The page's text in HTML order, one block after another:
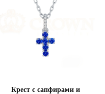
Крест с сапфирами и